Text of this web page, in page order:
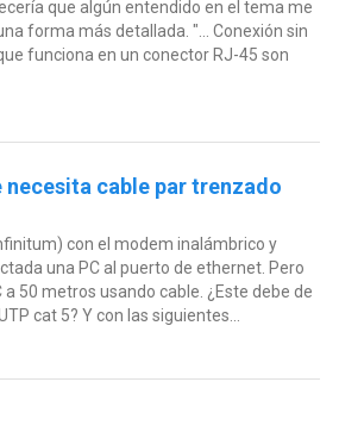
que algún entendido en el tema me
forma más detallada. "... Conexión sin
funciona en un conector RJ-45 son
necesita cable par trenzado
con el modem inalámbrico y
una PC al puerto de ethernet. Pero
50 metros usando cable. ¿Este debe de
cat 5? Y con las siguientes...